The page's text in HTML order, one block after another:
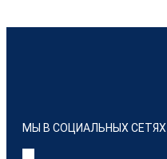
МЫ В СОЦИАЛЬНЫХ СЕТЯХ